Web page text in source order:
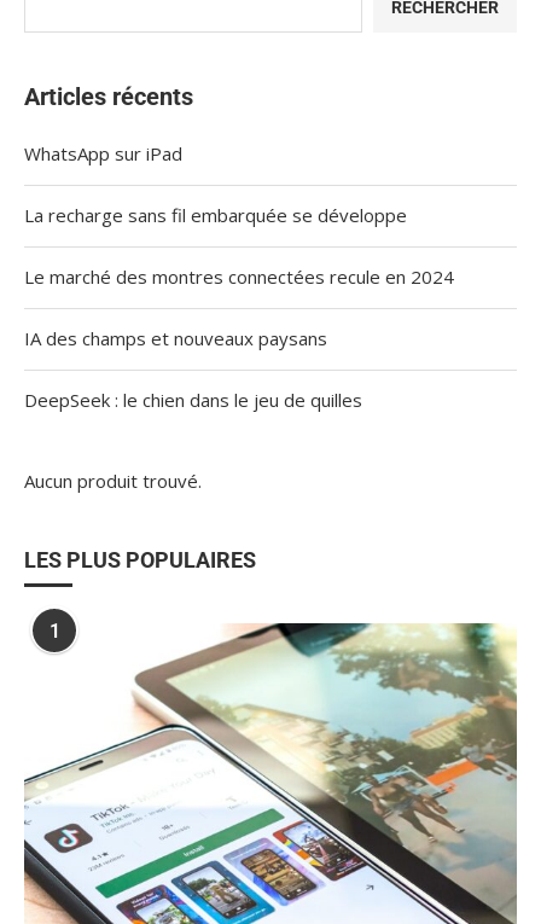
RECHERCHER
Articles récents
WhatsApp sur iPad
La recharge sans fil embarquée se développe
Le marché des montres connectées recule en 2024
IA des champs et nouveaux paysans
DeepSeek : le chien dans le jeu de quilles
Aucun produit trouvé.
LES PLUS POPULAIRES
1